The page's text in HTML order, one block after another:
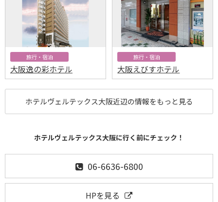
旅行・宿泊
大阪逸の彩ホテル
旅行・宿泊
大阪えびすホテル
ホテルヴェルテックス大阪近辺の情報をもっと見る
ホテルヴェルテックス大阪に行く前にチェック！
06-6636-6800
HPを見る